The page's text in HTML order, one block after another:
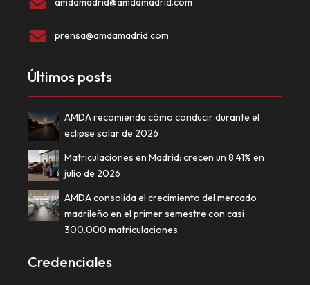
prensa@amdamadrid.com
Últimos posts
AMDA recomienda cómo conducir durante el
eclipse solar de 2026
Matriculaciones en Madrid: crecen un 8,41% en
julio de 2026
AMDA consolida el crecimiento del mercado
madrileño en el primer semestre con casi
300.000 matriculaciones
Credenciales